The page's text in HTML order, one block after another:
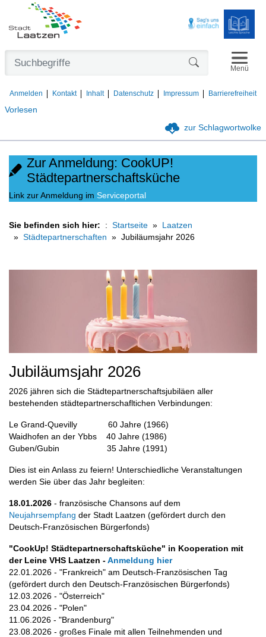
Vorlesen
Anmelden Kontakt Inhalt Datenschutz Impressum Barrierefreiheit
Menü
zur Schlagwortwolke
Zur Anmeldung: CookUP!
Städtepartnerschaftsküche
Link zur Anmeldung im Serviceportal
Sie befinden sich hier: Startseite
Laatzen
Städtepartnerschaften
Jubiläumsjahr 2026
Jubiläumsjahr 2026
2026 jähren sich die Städtepartnerschaftsjubiläen aller
bestehenden städtepartnerschafltichen Verbindungen:
Le Grand-Quevilly 60 Jahre (1966)
Waidhofen an der Ybbs 40 Jahre (1986)
Guben/Gubin 35 Jahre (1991)
Dies ist ein Anlass zu feiern! Unterschiedliche Veranstaltungen
werden Sie über das Jahr begleiten:
18.01.2026 - französische Chansons auf dem
Neujahrsempfang der Stadt Laatzen (gefördert durch den
Deutsch-Französischen Bürgerfonds)
"CookUp! Städtepartnerschaftsküche" in Kooperation mit
der Leine VHS Laatzen - Anmeldung hier
22.01.2026 - "Frankreich" am Deutsch-Französischen Tag
(gefördert durch den Deutsch-Französischen Bürgerfonds)
12.03.2026 - "Österreich"
23.04.2026 - "Polen"
11.06.2026 - "Brandenburg"
23.08.2026 - großes Finale mit allen Teilnehmenden und